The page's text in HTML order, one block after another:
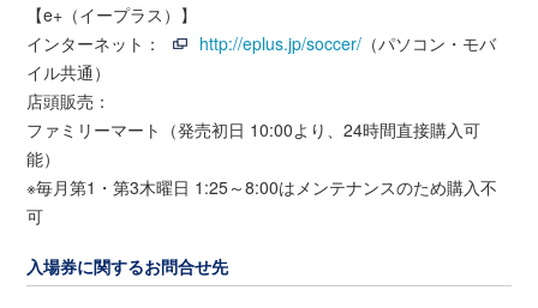
【e+（イープラス）】
インターネット：
http://eplus.jp/soccer/ （パソコン・モバ
イル共通）
店頭販売：
ファミリーマート（発売初日 10:00より、24時間直接購入可
能）
※毎月第1・第3木曜日 1:25～8:00はメンテナンスのため購入不
可
入場券に関するお問合せ先